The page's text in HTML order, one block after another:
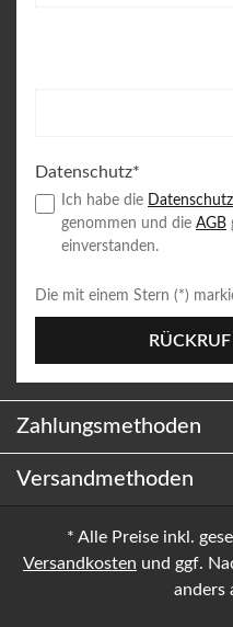
Datenschutz*
Ich habe die
genommen und die AGB
einverstanden.
Die mit einem Stern (*)
Zahlungsmethoden
Versandmethoden
* Alle Preise inkl.
Versandkosten und ggf.
anders